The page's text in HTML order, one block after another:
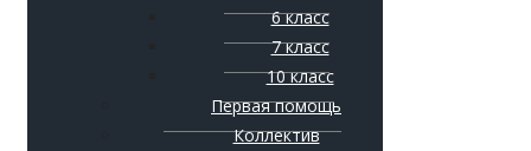
6 класс
7 класс
10 класс
Первая помощь
Коллектив